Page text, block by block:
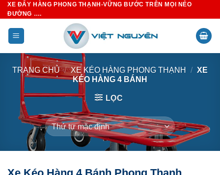
Bỏ
qua
nội
dung
XE ĐẨY HÀNG PHONG THẠNH-VỮNG BƯỚC TRÊN MỌI NẺO
ĐƯỜNG ….
TRANG CHỦ / XE KÉO HÀNG PHONG THẠNH / XE
KÉO HÀNG 4 BÁNH
LỌC